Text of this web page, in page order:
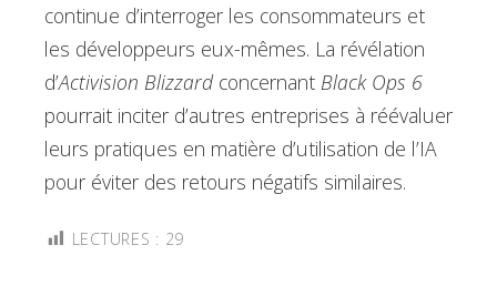
continue d’interroger les consommateurs et
les développeurs eux-mêmes. La révélation
d’Activision Blizzardconcernant Black Ops 6
pourrait inciter d’autres entreprises à réévaluer
leurs pratiques en matière d’utilisation de l’IA
pour éviter des retours négatifs similaires.
LECTURES : 29